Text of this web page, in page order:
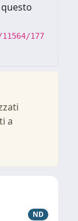
177
a
ND